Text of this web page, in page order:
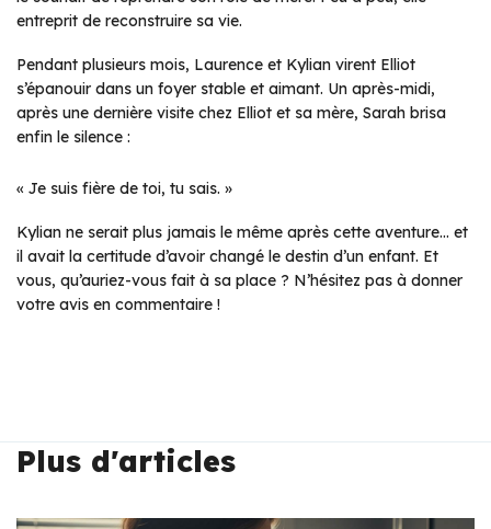
entreprit de reconstruire sa vie.
Pendant plusieurs mois, Laurence et Kylian virent Elliot
s’épanouir dans un foyer stable et aimant. Un après-midi,
après une dernière visite chez Elliot et sa mère, Sarah brisa
enfin le silence :
« Je suis fière de toi, tu sais. »
Kylian ne serait plus jamais le même après cette aventure… et
il avait la certitude d’avoir changé le destin d’un enfant. Et
vous, qu’auriez-vous fait à sa place ? N’hésitez pas à donner
votre avis en commentaire !
Plus d'articles